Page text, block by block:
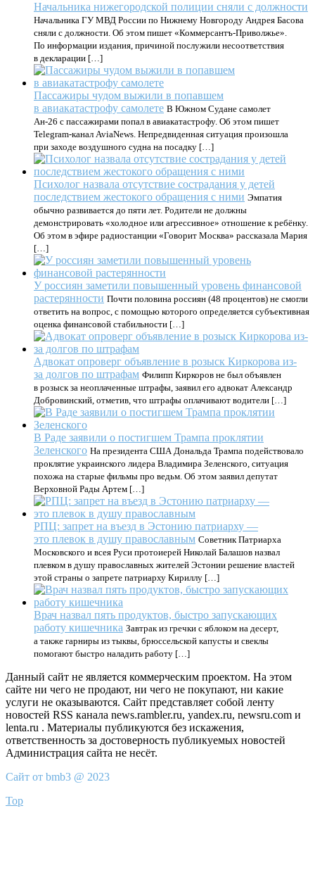
Начальника нижегородской полиции сняли с должности
Начальника ГУ МВД России по Нижнему Новгороду Андрея Басова
сняли с должности. Об этом пишет «Коммерсантъ-Приволжье».
По информации издания, причиной послужили несоответствия
в декларации […]
Пассажиры чудом выжили в попавшем
в авиакатастрофу самолете В Южном Судане самолет
Ан-26 с пассажирами попал в авиакатастрофу. Об этом пишет
Telegram-канал AviaNews. Непредвиденная ситуация произошла
при заходе воздушного судна на посадку […]
Психолог назвала отсутствие сострадания у детей
последствием жестокого обращения с ними Эмпатия
обычно развивается до пяти лет. Родители не должны
демонстрировать «холодное или агрессивное» отношение к ребёнку.
Об этом в эфире радиостанции «Говорит Москва» рассказала Мария
[…]
У россиян заметили повышенный уровень финансовой
растерянности Почти половина россиян (48 процентов) не смогли
ответить на вопрос, с помощью которого определяется субъективная
оценка финансовой стабильности […]
Адвокат опроверг объявление в розыск Киркорова из-
за долгов по штрафам Филипп Киркоров не был объявлен
в розыск за неоплаченные штрафы, заявил его адвокат Александр
Добровинский, отметив, что штрафы оплачивают водители […]
В Раде заявили о постигшем Трампа проклятии
Зеленского На президента США Дональда Трампа подействовало
проклятие украинского лидера Владимира Зеленского, ситуация
похожа на старые фильмы про ведьм. Об этом заявил депутат
Верховной Рады Артем […]
РПЦ: запрет на въезд в Эстонию патриарху —
это плевок в душу православным Советник Патриарха
Московского и всея Руси протоиерей Николай Балашов назвал
плевком в душу православных жителей Эстонии решение властей
этой страны о запрете патриарху Кириллу […]
Врач назвал пять продуктов, быстро запускающих
работу кишечника Завтрак из гречки с яблоком на десерт,
а также гарниры из тыквы, брюссельской капусты и свеклы
помогают быстро наладить работу […]
Данный сайт не является коммерческим проектом. На этом
сайте ни чего не продают, ни чего не покупают, ни какие
услуги не оказываются. Сайт представляет собой ленту
новостей RSS канала news.rambler.ru, yandex.ru, newsru.com и
lenta.ru . Материалы публикуются без искажения,
ответственность за достоверность публикуемых новостей
Администрация сайта не несёт.
Сайт от bmb3 @ 2023
Top